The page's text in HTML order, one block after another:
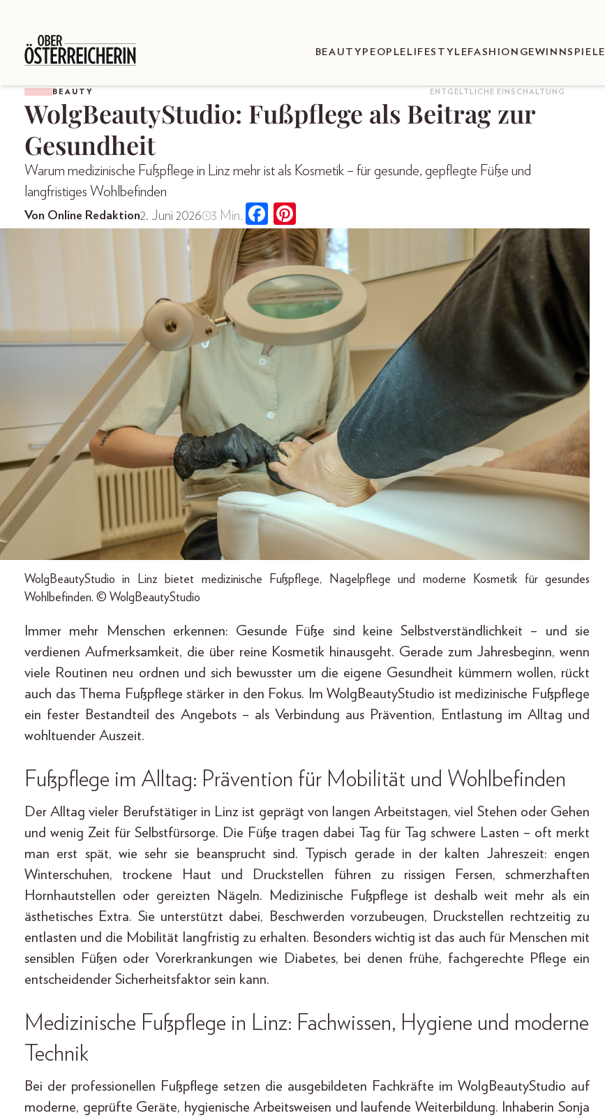
BEAUTY PEOPLE LIFESTYLEFASHION GEWINNSPIELE
BEAUTY ENTGELTLICHE EINSCHALTUNG
WolgBeautyStudio: Fußpflege als Beitrag zur
Gesundheit
Warum medizinische Fußpflege in Linz mehr ist als Kosmetik – für gesunde, gepflegte Füße und
langfristiges Wohlbefinden
Von Online Redaktion2. Juni 2026 3 Min.
WolgBeautyStudio in Linz bietet medizinische Fußpflege, Nagelpflege und moderne Kosmetik für gesundes
Wohlbefinden. © WolgBeautyStudio
Immer mehr Menschen erkennen: Gesunde Füße sind keine Selbstverständlichkeit – und sie
verdienen Aufmerksamkeit, die über reine Kosmetik hinausgeht. Gerade zum Jahresbeginn, wenn
viele Routinen neu ordnen und sich bewusster um die eigene Gesundheit kümmern wollen, rückt
auch das Thema Fußpflege stärker in den Fokus. Im WolgBeautyStudio ist medizinische Fußpflege
ein fester Bestandteil des Angebots – als Verbindung aus Prävention, Entlastung im Alltag und
wohltuender Auszeit.
Fußpflege im Alltag: Prävention für Mobilität und Wohlbefinden
Der Alltag vieler Berufstätiger in Linz ist geprägt von langen Arbeitstagen, viel Stehen oder Gehen
und wenig Zeit für Selbstfürsorge. Die Füße tragen dabei Tag für Tag schwere Lasten – oft merkt
man erst spät, wie sehr sie beansprucht sind. Typisch gerade in der kalten Jahreszeit: engen
Winterschuhen, trockene Haut und Druckstellen führen zu rissigen Fersen, schmerzhaften
Hornhautstellen oder gereizten Nägeln. Medizinische Fußpflege ist deshalb weit mehr als ein
ästhetisches Extra. Sie unterstützt dabei, Beschwerden vorzubeugen, Druckstellen rechtzeitig zu
entlasten und die Mobilität langfristig zu erhalten. Besonders wichtig ist das auch für Menschen mit
sensiblen Füßen oder Vorerkrankungen wie Diabetes, bei denen frühe, fachgerechte Pflege ein
entscheidender Sicherheitsfaktor sein kann.
Medizinische Fußpflege in Linz: Fachwissen, Hygiene und moderne
Technik
Bei der professionellen Fußpflege setzen die ausgebildeten Fachkräfte im WolgBeautyStudio auf
moderne, geprüfte Geräte, hygienische Arbeitsweisen und laufende Weiterbildung. Inhaberin Sonja